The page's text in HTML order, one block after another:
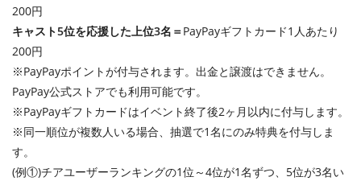
200円
キャスト5位を応援した上位3名＝PayPayギフトカード1人あたり
200円
※PayPayポイントが付与されます。出金と譲渡はできません。
PayPay公式ストアでも利用可能です。
※PayPayギフトカードはイベント終了後2ヶ月以内に付与します。
※同一順位が複数人いる場合、抽選で1名にのみ特典を付与しま
す。
(例①)チアユーザーランキングの1位～4位が1名ずつ、5位が3名い